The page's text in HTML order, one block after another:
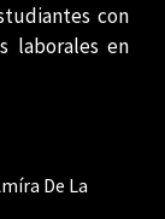
con
laborales en
De La